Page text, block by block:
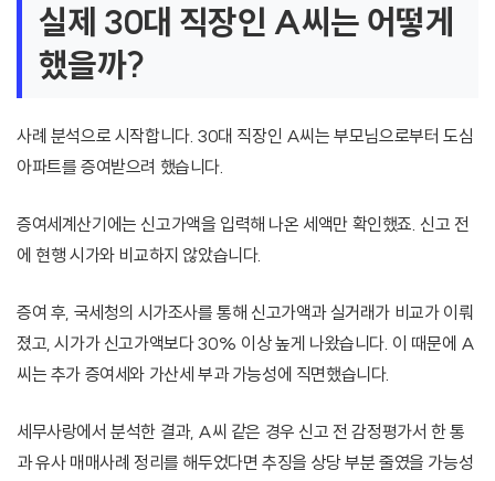
실제 30대 직장인 A씨는 어떻게
했을까?
사례 분석으로 시작합니다. 30대 직장인 A씨는 부모님으로부터 도심
아파트를 증여받으려 했습니다.
증여세계산기에는 신고가액을 입력해 나온 세액만 확인했죠. 신고 전
에 현행 시가와 비교하지 않았습니다.
증여 후, 국세청의 시가조사를 통해 신고가액과 실거래가 비교가 이뤄
졌고, 시가가 신고가액보다 30% 이상 높게 나왔습니다. 이 때문에 A
씨는 추가 증여세와 가산세 부과 가능성에 직면했습니다.
세무사랑에서 분석한 결과, A씨 같은 경우 신고 전 감정평가서 한 통
과 유사 매매사례 정리를 해두었다면 추징을 상당 부분 줄였을 가능성